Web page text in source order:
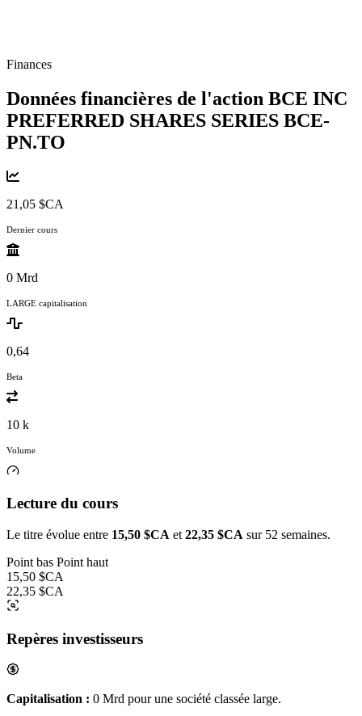
Finances
Données financières de l'action BCE INC
PREFERRED SHARES SERIES BCE-
PN.TO
21,05 $CA
Dernier cours
0 Mrd
LARGE capitalisation
0,64
Beta
10 k
Volume
Lecture du cours
Le titre évolue entre 15,50 $CA et 22,35 $CA sur 52 semaines.
Point bas Point haut
15,50 $CA
22,35 $CA
Repères investisseurs
Capitalisation : 0 Mrd pour une société classée large.